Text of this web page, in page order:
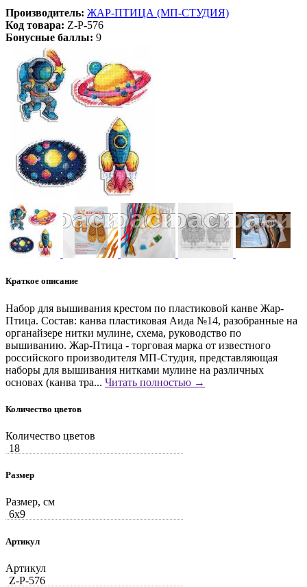
Производитель: ЖАР-ПТИЦА (МП-СТУДИЯ)
Код товара: Z-Р-576
Бонусные баллы: 9
Краткое описание
Набор для вышивания крестом по пластиковой канве Жар-
Птица. Состав: канва пластиковая Аида №14, разобранные на
органайзере нитки мулине, схема, руководство по
вышиванию. Жар-Птица - торговая марка от известного
российского производителя МП-Студия, представляющая
наборы для вышивания нитками мулине на различных
основах (канва тра... Читать полностью →
Количество цветов
Количество цветов
18
Размер
Размер, см
6x9
Артикул
Артикул
Z-Р-576